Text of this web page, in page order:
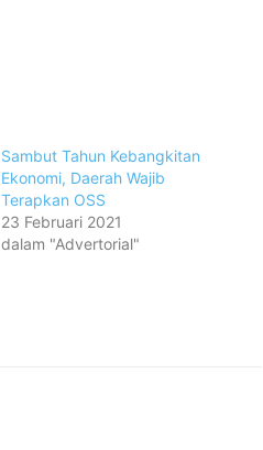
Sambut Tahun Kebangkitan
Ekonomi, Daerah Wajib
Terapkan OSS
23 Februari 2021
dalam "Advertorial"